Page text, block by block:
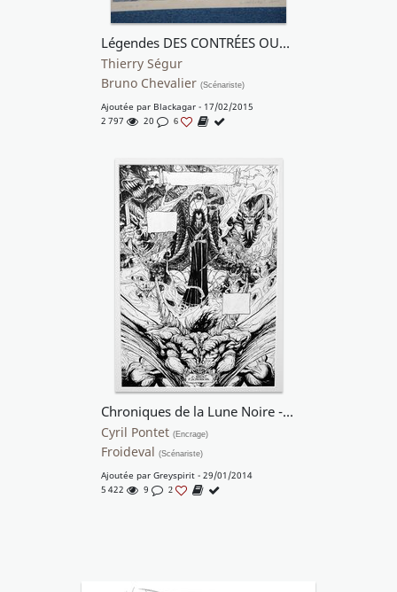
Légendes DES CONTRÉES OUBLIEES
Thierry Ségur
Bruno Chevalier (Scénariste)
Ajoutée par Blackagar - 17/02/2015
2 797
20 6
Chroniques de la Lune Noire - Le glaive de justice
Cyril Pontet (Encrage)
Froideval (Scénariste)
Ajoutée par Greyspirit - 29/01/2014
5 422
9 2